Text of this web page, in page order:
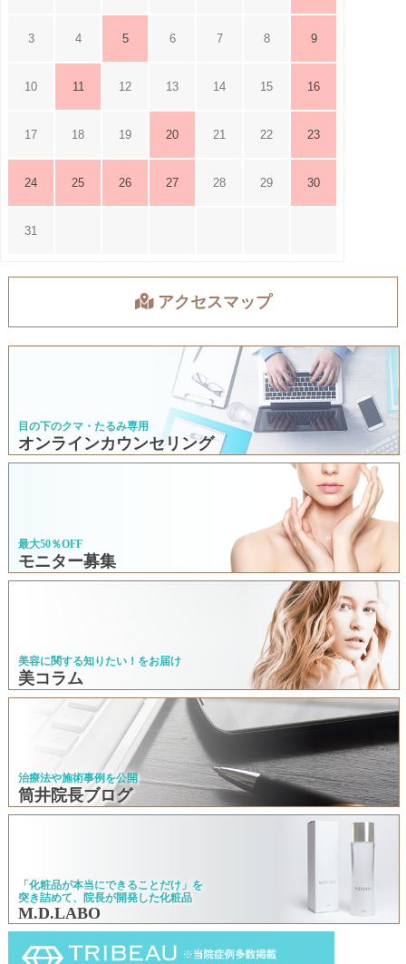
3 4 5 6 7 8 9
10 11 12 13 14 15 16
17 18 19 20 21 22 23
24 25 26 27 28 29 30
31
アクセスマップ
目の下のクマ・たるみ専用
オンラインカウンセリング
最大50％OFF
モニター募集
美容に関する知りたい！をお届け
美コラム
治療法や施術事例を公開
筒井院長ブログ
「化粧品が本当にできることだけ」を
突き詰めて、院長が開発した化粧品
M.D.LABO